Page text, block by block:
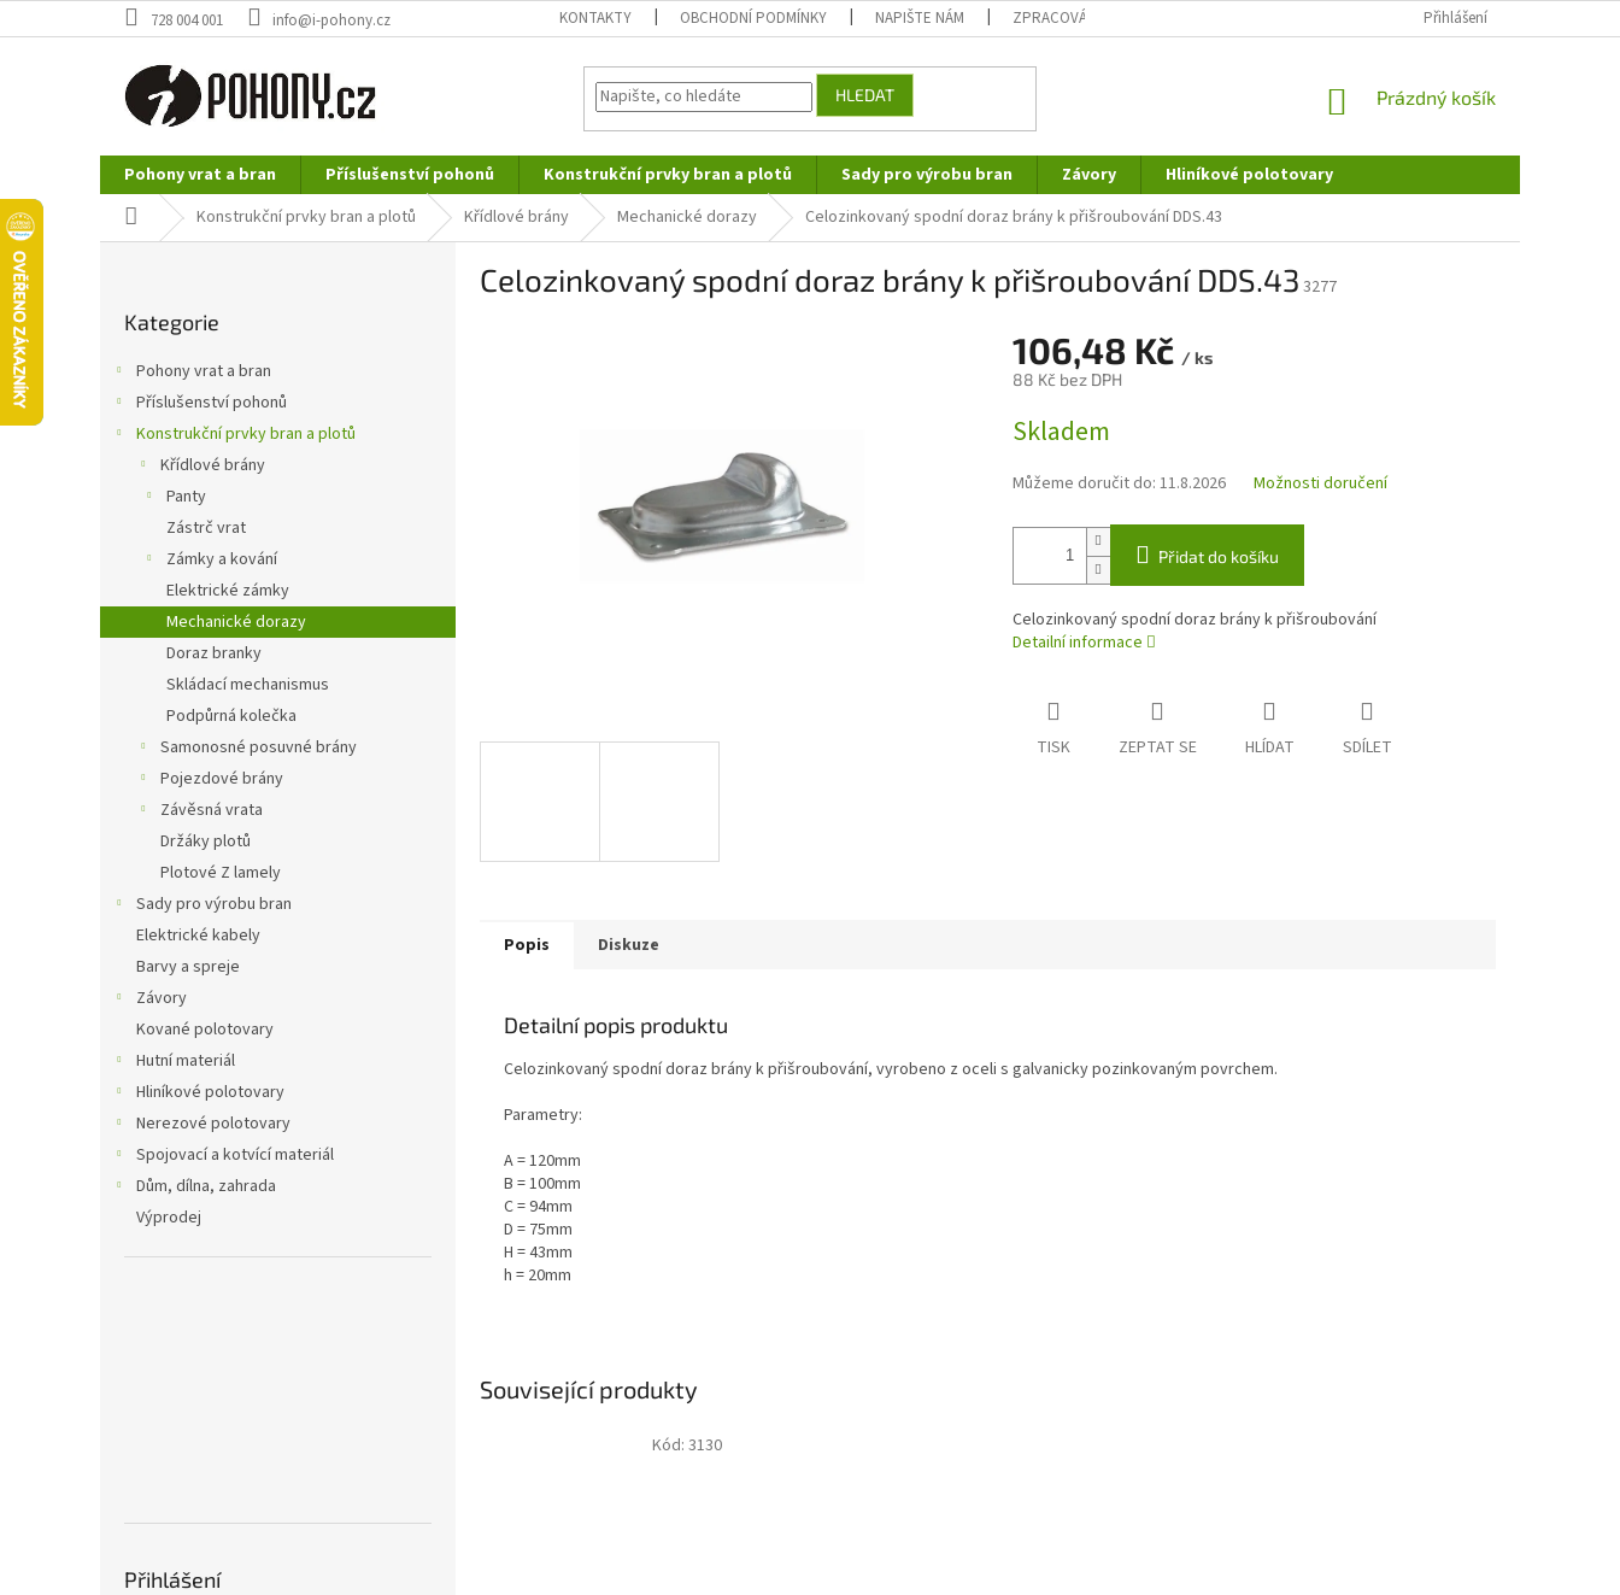
na
728 004 001 info@i-pohony.cz KONTAKTY OBCHODNÍ PODMÍNKY NAPIŠTE NÁM ZPRACOVÁNÍ OSOBNÍCH ÚDAJŮ REKLAMAČNÍ ŘÁD
Přihlášení
HLEDAT
NÁKUPNÍ
Prázdný košík
Pohony vrat a bran Příslušenství pohonů Konstrukční prvky bran a plotů Sady pro výrobu bran Závory
Hliníkové polotovary
Nerezové polotovary
Hutní materiál
Domů Konstrukční prvky bran a plotů Křídlové brány Mechanické dorazy Celozinkovaný spodní doraz brány k přišroubování DDS.43
l
kategorie
Kategorie
Pohony vrat a bran
Příslušenství pohonů
Konstrukční prvky bran a plotů
Křídlové brány
Panty
Zástrč vrat
Zámky a kování
Elektrické zámky
Mechanické dorazy
Doraz branky
Skládací mechanismus
Podpůrná kolečka
Samonosné posuvné brány
Pojezdové brány
Závěsná vrata
Držáky plotů
Plotové Z lamely
Sady pro výrobu bran
Elektrické kabely
Barvy a spreje
Závory
Kované polotovary
Hutní materiál
Hliníkové polotovary
Nerezové polotovary
Spojovací a kotvící materiál
Dům, dílna, zahrada
Výprodej
Přihlášení
Celozinkovaný spodní doraz brány k přišroubování DDS.43 3277
106,48 Kč / ks
88 Kč bez DPH
cena:
Skladem
Můžeme doručit do: 11.8.2026 Možnosti doručení
Přidat do košíku
Celozinkovaný spodní doraz brány k přišroubování
Detailní informace
TISK ZEPTAT SE HLÍDAT SDÍLET
Související produkty
Kód: 3130
Popis Diskuze
Detailní popis produktu
Celozinkovaný spodní doraz brány k přišroubování, vyrobeno z oceli s galvanicky pozinkovaným povrchem.
Parametry:
A = 120mm
B = 100mm
C = 94mm
D = 75mm
H = 43mm
h = 20mm